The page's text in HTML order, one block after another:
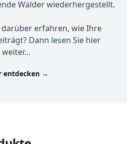
Wälder wiederhergestellt.
erfahren, wie Ihre
Dann lesen Sie hier
weiter...
entdecken →